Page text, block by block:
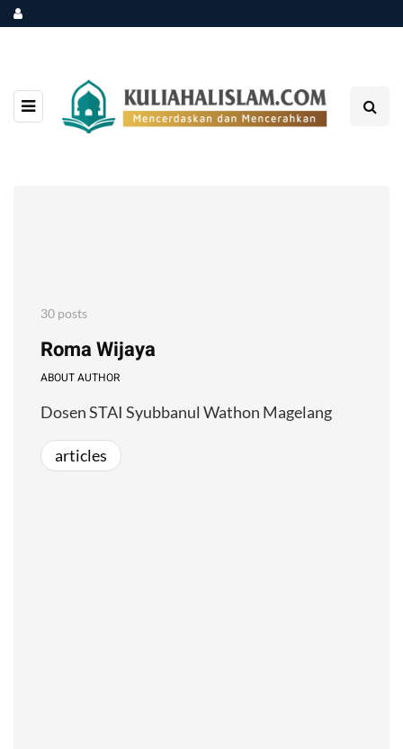
30 posts
Roma Wijaya
ABOUT AUTHOR
Dosen STAI Syubbanul Wathon Magelang
articles